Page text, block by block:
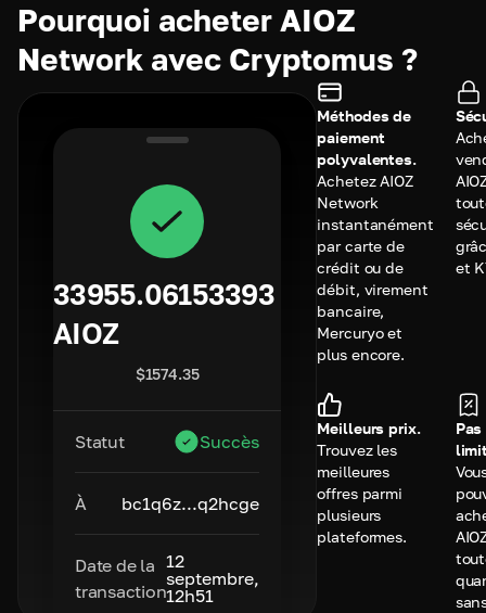
Pourquoi acheter AIOZ
Network avec Cryptomus ?
33955.06153393
AIOZ
$1574.35
Statut Succès
À bc1q6z...q2hcge
Date de la
transaction
12
septembre,
12h51
Méthodes de
paiement
polyvalentes.
Achetez AIOZ
Network
instantanément
par carte de
crédit ou de
débit, virement
bancaire,
Mercuryo et
plus encore.
et
Meilleurs prix.
Trouvez les
meilleures
offres parmi
plusieurs
plateformes.